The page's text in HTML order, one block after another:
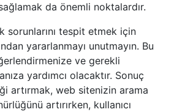
da önemli noktalardır.
sorunlarını tespit etmek için
yararlanmayı unutmayın. Bu
ve gerekli
yardımcı olacaktır. Sonuç
artırmak, web sitenizin arama
artırırken, kullanıcı